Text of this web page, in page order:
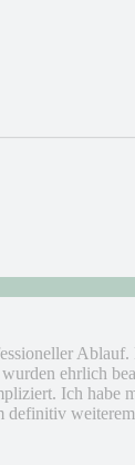
Ablauf.
ehrlich
Ich habe
definitiv